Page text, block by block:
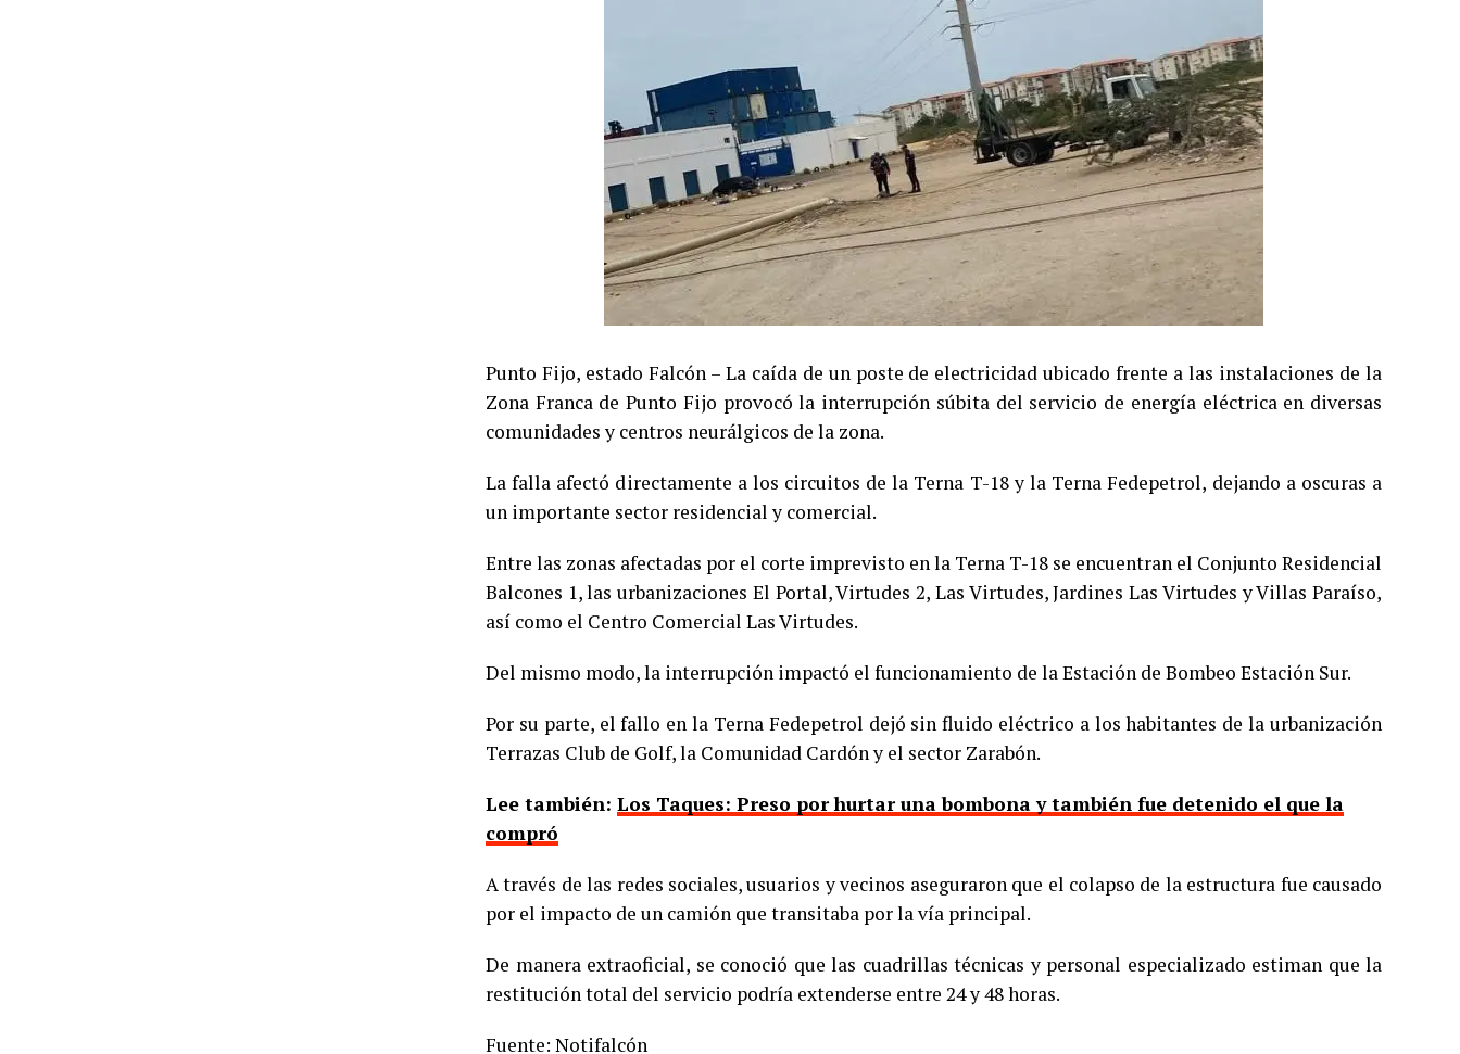
Punto Fijo, estado Falcón – La caída de un poste de electricidad ubicado frente a las instalaciones de la
Zona Franca de Punto Fijo provocó la interrupción súbita del servicio de energía eléctrica en diversas
comunidades y centros neurálgicos de la zona.
La falla afectó directamente a los circuitos de la Terna T-18 y la Terna Fedepetrol, dejando a oscuras a
un importante sector residencial y comercial.
Entre las zonas afectadas por el corte imprevisto en la Terna T-18 se encuentran el Conjunto Residencial
Balcones 1, las urbanizaciones El Portal, Virtudes 2, Las Virtudes, Jardines Las Virtudes y Villas Paraíso,
así como el Centro Comercial Las Virtudes.
Del mismo modo, la interrupción impactó el funcionamiento de la Estación de Bombeo Estación Sur.
Por su parte, el fallo en la Terna Fedepetrol dejó sin fluido eléctrico a los habitantes de la urbanización
Terrazas Club de Golf, la Comunidad Cardón y el sector Zarabón.
Lee también: Los Taques: Preso por hurtar una bombona y también fue detenido el que la
compró
A través de las redes sociales, usuarios y vecinos aseguraron que el colapso de la estructura fue causado
por el impacto de un camión que transitaba por la vía principal.
De manera extraoficial, se conoció que las cuadrillas técnicas y personal especializado estiman que la
restitución total del servicio podría extenderse entre 24 y 48 horas.
Fuente: Notifalcón